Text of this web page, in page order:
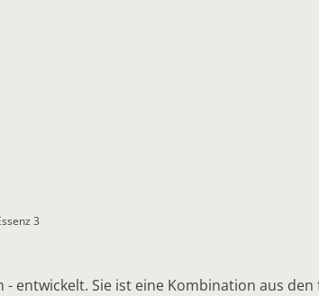
3
entwickelt. Sie ist eine Kombination aus